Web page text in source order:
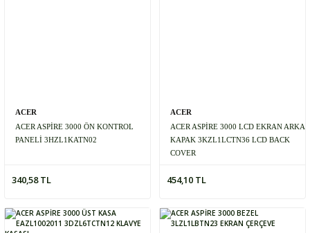
ACER
ACER ASPİRE 3000 ÖN KONTROL
PANELİ 3HZL1KATN02
340,58 TL
ACER
ACER ASPİRE 3000 LCD EKRAN ARKA
KAPAK 3KZL1LCTN36 LCD BACK
COVER
454,10 TL